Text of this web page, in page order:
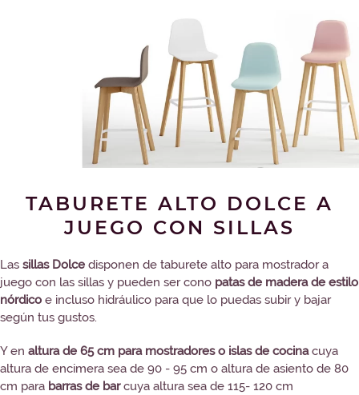
TABURETE ALTO DOLCE A
JUEGO CON SILLAS
Las sillas Dolce disponen de taburete alto para mostrador a
juego con las sillas y pueden ser cono patas de madera de estilo
nórdico e incluso hidráulico para que lo puedas subir y bajar
según tus gustos.
Y en altura de 65 cm para mostradores o islas de cocinacuya
altura de encimera sea de 90 - 95 cm o altura de asiento de 80
cm para barras de barcuya altura sea de 115- 120 cm